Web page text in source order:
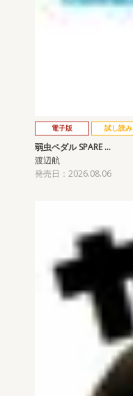
電子版 試し読み
弱虫ペダル SPARE …
渡辺航
発売日：2026.08.06